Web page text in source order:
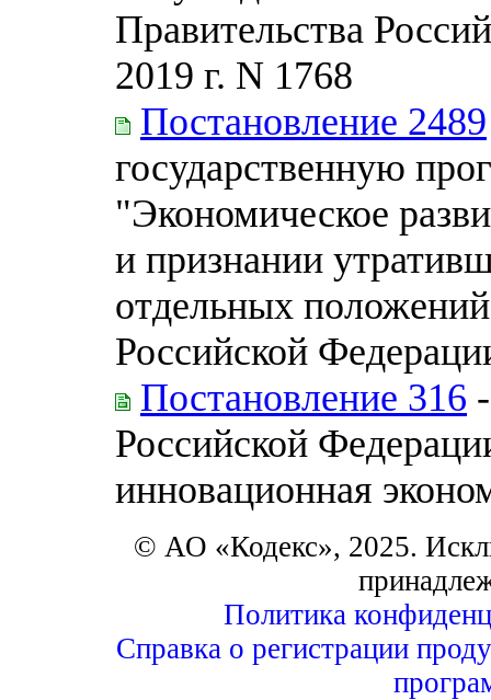
Правительства
2019 г. N 1768
Постановление 2489
государственную
"Экономическое
и признании
отдельных
Российской
Постановление 316
Российской
инновационная
© АО «Кодекс», 2025.
Политика
Справка о регистрации